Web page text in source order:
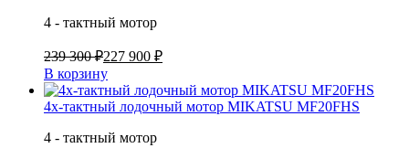
4 - тактный мотор
239 300 ₽227 900 ₽
В корзину
4х-тактный лодочный мотор MIKATSU MF20FHS
4 - тактный мотор